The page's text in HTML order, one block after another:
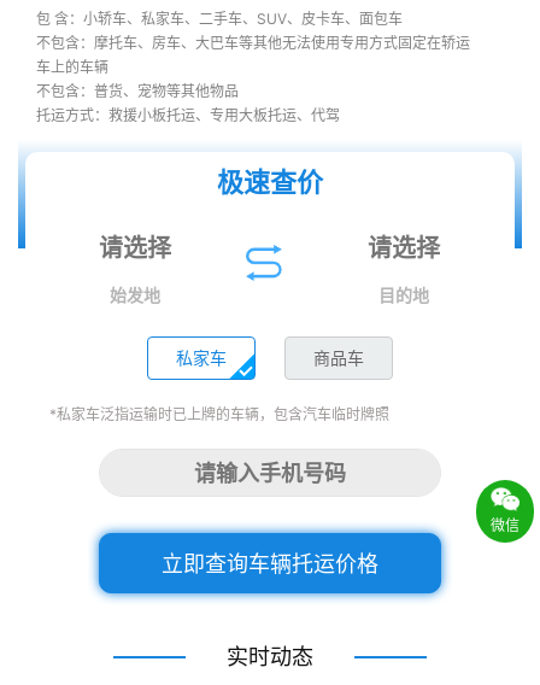
包 含：小轿车、私家车、二手车、SUV、皮卡车、面包车
不包含：摩托车、房车、大巴车等其他无法使用专用方式固定在轿运
车上的车辆
不包含：普货、宠物等其他物品
托运方式：救援小板托运、专用大板托运、代驾
极速查价
始发地 目的地
私家车 商品车
*私家车泛指运输时已上牌的车辆，包含汽车临时牌照
立即查询车辆托运价格
实时动态
微信